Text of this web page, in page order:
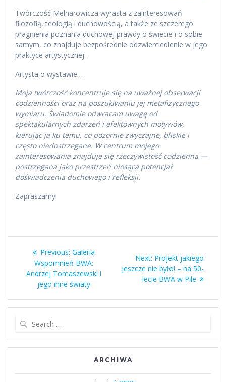
Twórczość Melnarowicza wyrasta z zainteresowań
filozofią, teologią i duchowością, a także ze szczerego
pragnienia poznania duchowej prawdy o świecie i o sobie
samym, co znajduje bezpośrednie odzwierciedlenie w jego
praktyce artystycznej.
Artysta o wystawie…
Moja twórczość koncentruje się na uważnej obserwacji
codzienności oraz na poszukiwaniu jej metafizycznego
wymiaru. Świadomie odwracam uwagę od
spektakularnych zdarzeń i efektownych motywów,
kierując ją ku temu, co pozornie zwyczajne, bliskie i
często niedostrzegane. W centrum mojego
zainteresowania znajduje się rzeczywistość codzienna —
postrzegana jako przestrzeń niosąca potencjał
doświadczenia duchowego i refleksji.
Zapraszamy!
Nawigacja
wpisu
Previous: Previous
post:
Galeria
Wspomnień BWA:
Andrzej Tomaszewski i
jego inne światy
Next: Next
post:
Projekt jakiego
jeszcze nie było! – na 50-
lecie BWA w Pile
ARCHIWA